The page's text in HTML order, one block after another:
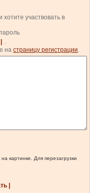
участвовать в
.
на страницу регистрации.
картинке. Для перезагрузки
|